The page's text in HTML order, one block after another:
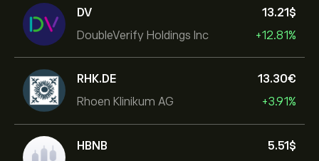
DV
DoubleVerify Holdings Inc
13.21‎$‎
+12.81%
RHK.DE
Rhoen Klinikum AG
13.30‎€‎
+3.91%
HBNB
5.51‎$‎